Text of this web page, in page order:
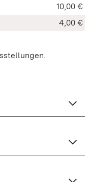
10,00 €
4,00 €